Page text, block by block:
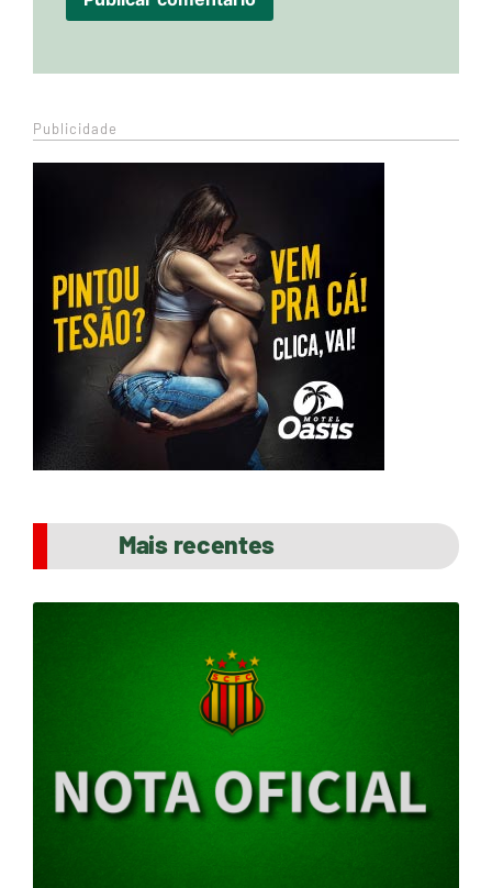
Publicidade
Mais recentes